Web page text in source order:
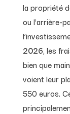
la propriété
ou l’arrière-
2026, les
bien que
voient leur
550 euros.